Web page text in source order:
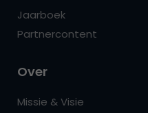
Jaarboek
Partnercontent
Over
Missie & Visie